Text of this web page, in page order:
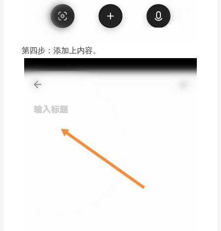
第四步：添加上内容。